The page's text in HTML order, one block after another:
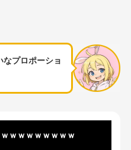
なプロポーショ
ｗｗｗｗｗｗｗｗ